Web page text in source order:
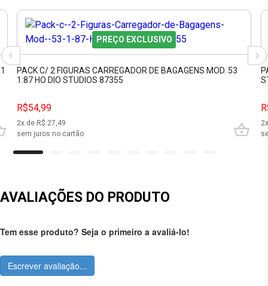
PREÇO EXCLUSIVO
PACK C/ 2 FIGURAS CARREGADOR DE BAGAGENS MOD. 53
1:87 HO DIO STUDIOS 87355
R$54,99
2x de R$ 27,49
sem juros no cartão
2
AVALIAÇÕES DO PRODUTO
Tem esse produto? Seja o primeiro a avaliá-lo!
Escrever avaliação...